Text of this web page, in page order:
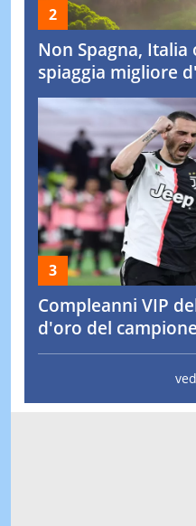
Non Spagna, Italia
spiaggia migliore
Compleanni VIP
d'oro del